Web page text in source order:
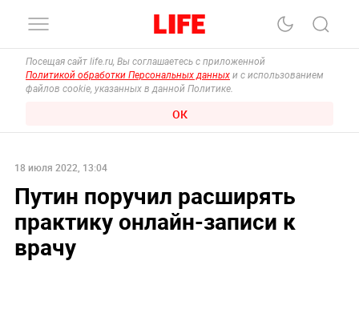
Посещая сайт life.ru, Вы соглашаетесь с приложенной
Политикой обработки Персональных данных и с использованием
файлов cookie, указанных в данной Политике.
ОК
18 июля 2022, 13:04
Путин поручил расширять
практику онлайн-записи к
врачу